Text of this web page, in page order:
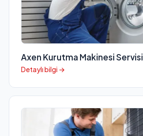
Axen Kurutma Makinesi Servisi
Detaylı bilgi →